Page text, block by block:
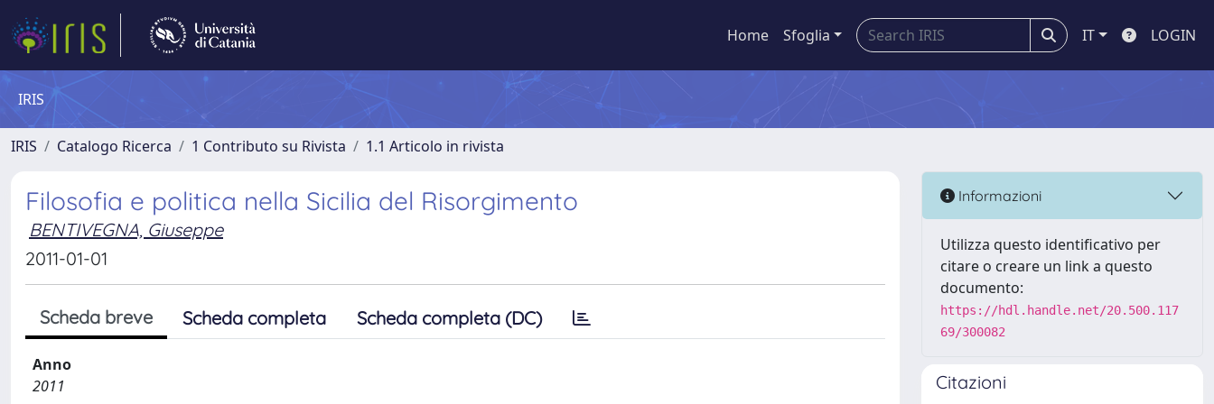
Home Sfoglia IT LOGIN
IRIS
IRIS Catalogo Ricerca 1 Contributo su Rivista 1.1 Articolo in rivista
Filosofia e politica nella Sicilia del Risorgimento
BENTIVEGNA, Giuseppe
2011-01-01
Scheda breve Scheda completa Scheda completa (DC)
Anno
2011
Informazioni
Utilizza questo identificativo per
citare o creare un link a questo
documento:
https://hdl.handle.net/20.500.117
69/300082
Citazioni